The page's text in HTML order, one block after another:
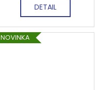
DETAIL
NOVINKA